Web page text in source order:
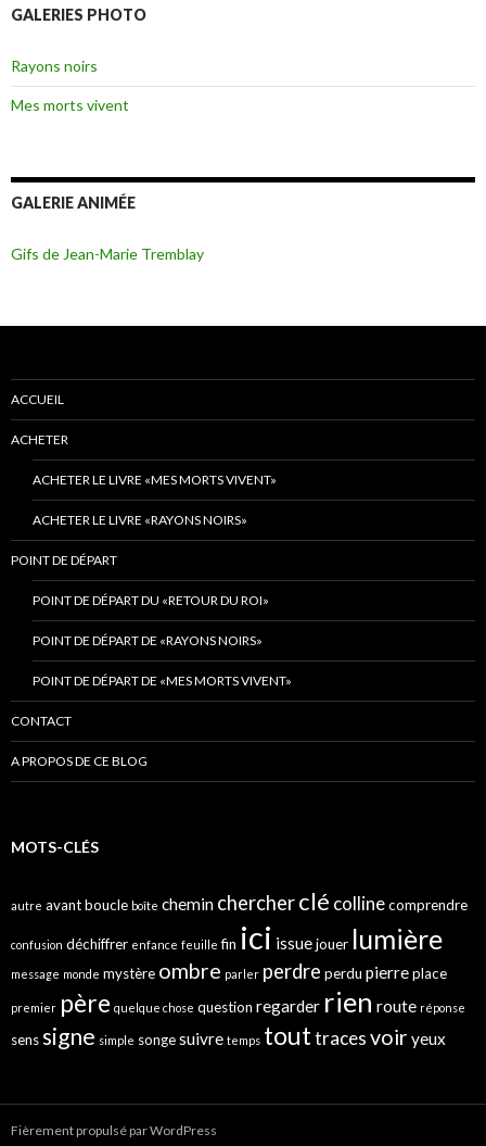
GALERIES PHOTO
Rayons noirs
Mes morts vivent
GALERIE ANIMÉE
Gifs de Jean-Marie Tremblay
ACCUEIL
ACHETER
ACHETER LE LIVRE «MES MORTS VIVENT»
ACHETER LE LIVRE «RAYONS NOIRS»
POINT DE DÉPART
POINT DE DÉPART DU «RETOUR DU ROI»
POINT DE DÉPART DE «RAYONS NOIRS»
POINT DE DÉPART DE «MES MORTS VIVENT»
CONTACT
A PROPOS DE CE BLOG
MOTS-CLÉS
autre avantboucle boîte chemin chercherclé collinecomprendre
confusion déchiffrer enfance feuille fin ici issuejouer lumière
message monde mystère ombre parler perdre perdu pierreplace
premier père quelque chose question regarder rien route réponse
senssigne simple songesuivre temps touttracesvoir yeux
Fièrement propulsé par WordPress